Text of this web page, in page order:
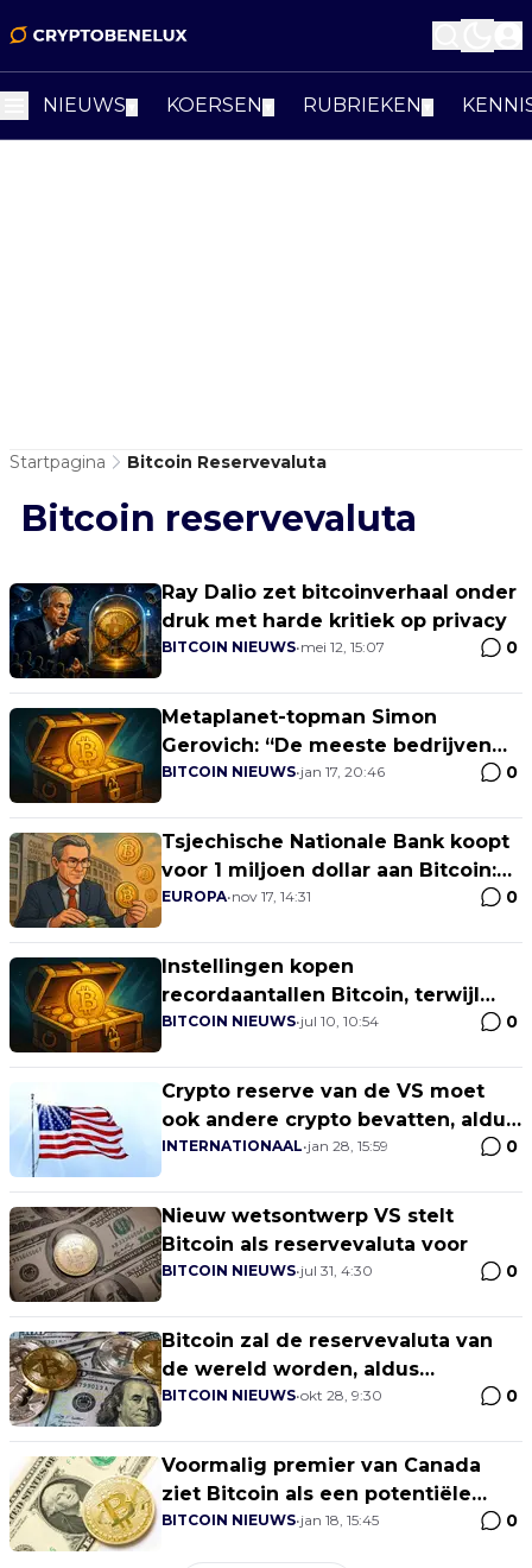
NIEUWS KOERSEN RUBRIEKEN
Startpagina Bitcoin Reservevaluta
Bitcoin reservevaluta
Ray Dalio zet bitcoinverhaal onder
druk met harde kritiek op privacy
BITCOIN NIEUWS•mei 12, 15:07 0
Metaplanet-topman Simon
Gerovich: “De meeste bedrijven
negeren Bitcoin gewoon – ze
BITCOIN NIEUWS•jan 17, 20:46 0
Tsjechische Nationale Bank koopt
voor 1 miljoen dollar aan Bitcoin:
Eerste in Europa
EUROPA•nov 17, 14:31 0
Instellingen kopen
recordaantallen Bitcoin, terwijl
prijs een nieuwe all-time high
BITCOIN NIEUWS•jul 10, 10:54 0
Crypto reserve van de VS moet
ook andere crypto bevatten, aldus
Ripple CEO
INTERNATIONAAL•jan 28, 15:59 0
Nieuw wetsontwerp VS stelt
Bitcoin als reservevaluta voor
BITCOIN NIEUWS•jul 31, 4:30 0
Bitcoin zal de reservevaluta van
de wereld worden, aldus
Amerikaanse senator
BITCOIN NIEUWS•okt 28, 9:30 0
Voormalig premier van Canada
ziet Bitcoin als een potentiële
reservevaluta
BITCOIN NIEUWS•jan 18, 15:45 0